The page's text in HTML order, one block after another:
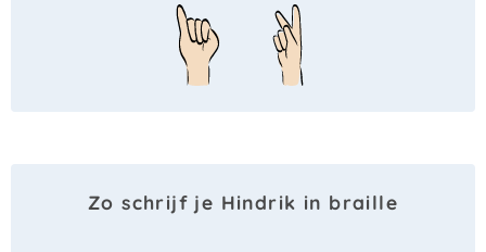
Zo schrijf je Hindrik in braille